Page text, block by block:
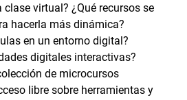
virtual? ¿Qué recursos se
hacerla más dinámica?
en un entorno digital?
digitales interactivas?
de microcursos
libre sobre herramientas y